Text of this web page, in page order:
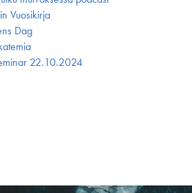
Vuosikirja
Dag
22.10.2024